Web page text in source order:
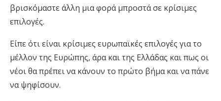
βρισκόμαστε άλλη μια φορά μπροστά σε κρίσιμες
επιλογές.
Είπε ότι είναι κρίσιμες ευρωπαϊκές επιλογές για το
μέλλον της Ευρώπης, άρα και της Ελλάδας και πως οι
νέοι θα πρέπει να κάνουν το πρώτο βήμα και να πάνε
να ψηφίσουν.